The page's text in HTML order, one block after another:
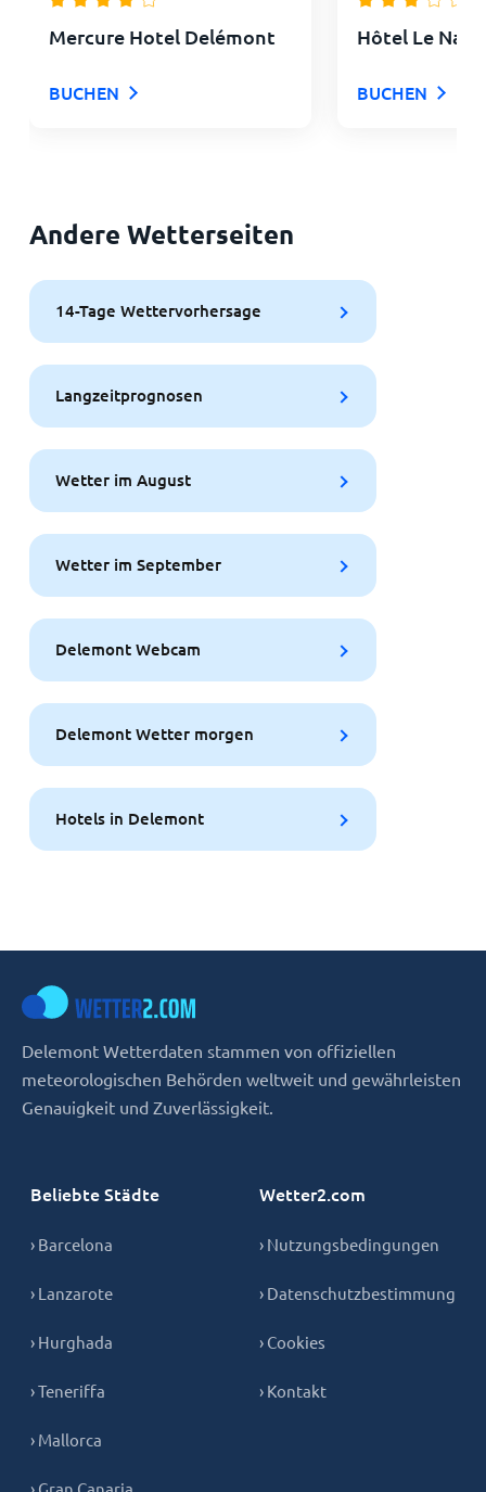
Mercure Hotel Delémont
BUCHEN
Hôtel Le
BUCHEN
Andere Wetterseiten
14-Tage Wettervorhersage
Langzeitprognosen
Wetter im August
Wetter im September
Delemont Webcam
Delemont Wetter morgen
Hotels in Delemont
Delemont Wetterdaten stammen von offiziellen
meteorologischen Behörden weltweit und gewährleisten
Genauigkeit und Zuverlässigkeit.
Beliebte Städte
› Barcelona
› Lanzarote
› Hurghada
› Teneriffa
› Mallorca
› Gran Canaria
Wetter2.com
› Nutzungsbedingungen
› Datenschutzbestimmung
› Cookies
› Kontakt